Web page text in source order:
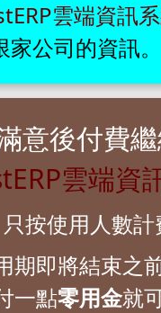
雲端資訊
公司的資訊。
意後付費
雲端資
只按使用人數計
期即將結束之
一點零用金就